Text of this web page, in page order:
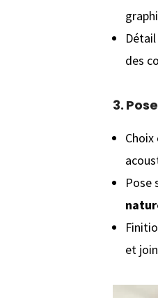
des
3.
Choix
Pose
et